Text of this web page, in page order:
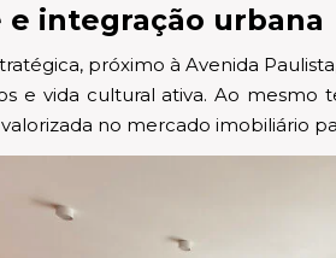
integração urbana
próximo à Avenida
e vida cultural ativa. Ao
no mercado imobiliário